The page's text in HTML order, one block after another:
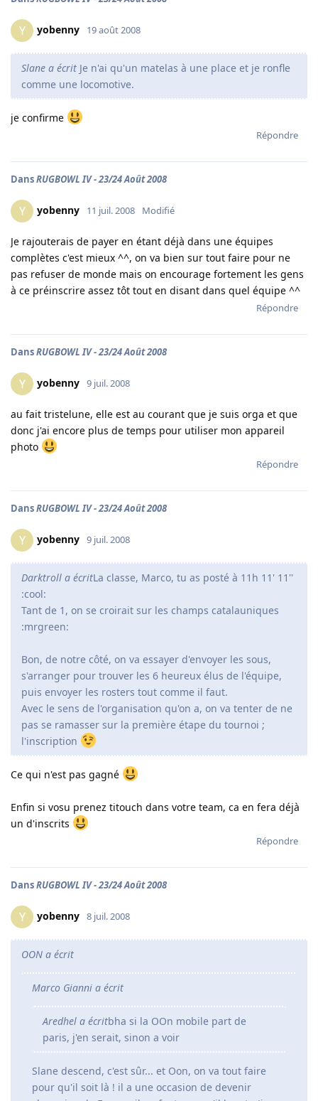
Y yobenny 19 août 2008
Slane a écrit Je n'ai qu'un matelas à une place et je ronfle
comme une locomotive.
je confirme
Répondre
DansRUGBOWL IV - 23/24 Août 2008
Y yobenny 11 juil. 2008 Modifié
Je rajouterais de payer en étant déjà dans une équipes
complètes c'est mieux ^^, on va bien sur tout faire pour ne
pas refuser de monde mais on encourage fortement les gens
à ce préinscrire assez tôt tout en disant dans quel équipe ^^
Répondre
DansRUGBOWL IV - 23/24 Août 2008
Y yobenny 9 juil. 2008
au fait tristelune, elle est au courant que je suis orga et que
donc j'ai encore plus de temps pour utiliser mon appareil
photo
Répondre
DansRUGBOWL IV - 23/24 Août 2008
Y yobenny 9 juil. 2008
Darktroll a écritLa classe, Marco, tu as posté à 11h 11' 11''
:cool:
Tant de 1, on se croirait sur les champs catalauniques
:mrgreen:
Bon, de notre côté, on va essayer d'envoyer les sous,
s'arranger pour trouver les 6 heureux élus de l'équipe,
puis envoyer les rosters tout comme il faut.
Avec le sens de l'organisation qu'on a, on va tenter de ne
pas se ramasser sur la première étape du tournoi ;
l'inscription
Ce qui n'est pas gagné
Enfin si vosu prenez titouch dans votre team, ca en fera déjà
un d'inscrits
Répondre
DansRUGBOWL IV - 23/24 Août 2008
Y yobenny 8 juil. 2008
OON a écrit
Marco Gianni a écrit
Aredhel a écritbha si la OOn mobile part de
paris, j'en serait, sinon a voir
Slane descend, c'est sûr... et Oon, on va tout faire
pour qu'il soit là ! il a une occasion de devenir